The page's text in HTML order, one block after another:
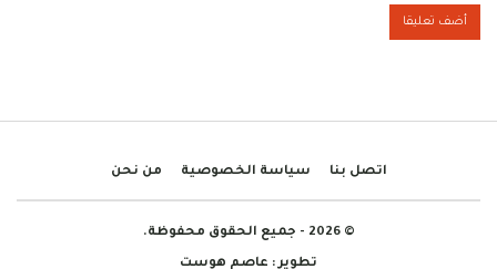
اتصل بنا سياسة الخصوصية من نحن
© 2026 - جميع الحقوق محفوظة.
تطوير : عاصم هوست